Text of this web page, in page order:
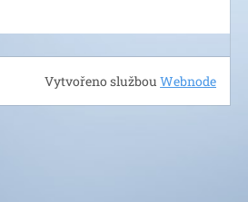
Vytvořeno službouWebnode